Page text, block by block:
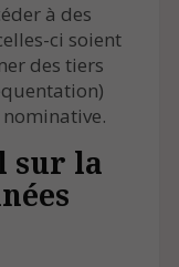
à des
ci soient
des tiers
sur la